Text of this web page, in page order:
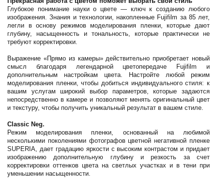
Глубокое понимание науки о цвете — ключ к созданию любого
изображения. Знания и технологии, накопленные Fujifilm за 85 лет,
легли в основу режимов моделирования пленки, которые дают
глубину, насыщенность и тональность, которые практически не
требуют корректировки.
Выражение «Прямо из камеры» действительно приобретает новый
смысл благодаря легендарной цветопередаче Fujifilm и
дополнительным настройкам цвета. Настройте любой режим
моделирования пленки, чтобы добиться индивидуального стиля: к
вашим услугам широкий выбор параметров, которые задаются
непосредственно в камере и позволяют менять оригинальный цвет
и текстуру, чтобы получить уникальный результат в вашем стиле.
Classic Neg.
Режим моделирования пленки, основанный на любимой
несколькими поколениями фотографов цветной негативной пленке
SUPERIA, дает градацию яркости с высоким контрастом и придает
изображению дополнительную глубину и резкость за счет
корректировки оттенков цвета на светлых участках и в тени при
уменьшении насыщенности.